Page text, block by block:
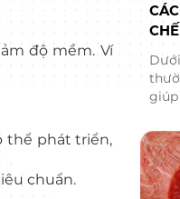
độ mềm. Ví
thể phát triển,
chuẩn.